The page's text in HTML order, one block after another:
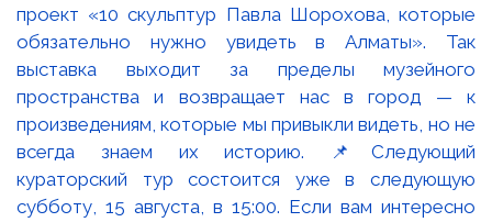
проект «10 скульптур Павла Шорохова, которые
обязательно нужно увидеть в Алматы». Так
выставка выходит за пределы музейного
пространства и возвращает нас в город — к
произведениям, которые мы привыкли видеть, но не
всегда знаем их историю. 📌Следующий
кураторский тур состоится уже в следующую
субботу, 15 августа, в 15:00. Если вам интересно